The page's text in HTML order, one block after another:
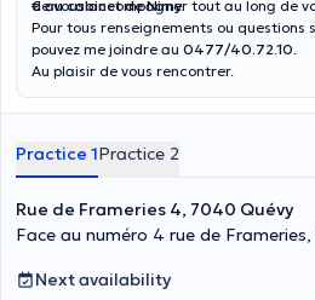
de vous accompagner tout au long de
€ au cabinet de Nimy.
Pour tous renseignements ou questions
pouvez me joindre au 0477/40.72.10.
Au plaisir de vous rencontrer.
Practice 1Practice 2
Rue de Frameries 4, 7040 Quévy
Face au numéro 4 rue de Frameries,
Next availability